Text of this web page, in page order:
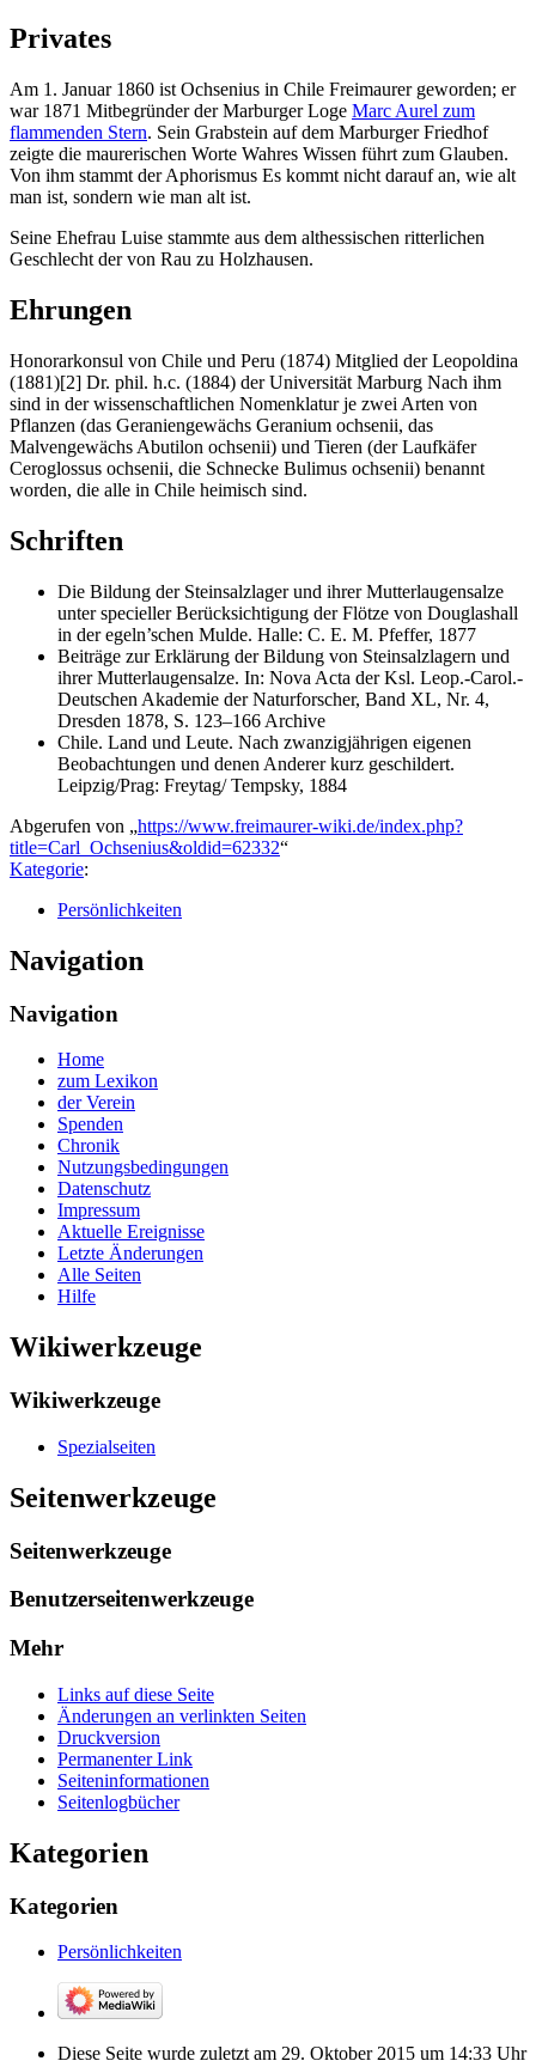
Privates
Am 1. Januar 1860 ist Ochsenius in Chile Freimaurer geworden; er
war 1871 Mitbegründer der Marburger Loge Marc Aurel zum
flammenden Stern. Sein Grabstein auf dem Marburger Friedhof
zeigte die maurerischen Worte Wahres Wissen führt zum Glauben.
Von ihm stammt der Aphorismus Es kommt nicht darauf an, wie alt
man ist, sondern wie man alt ist.
Seine Ehefrau Luise stammte aus dem althessischen ritterlichen
Geschlecht der von Rau zu Holzhausen.
Ehrungen
Honorarkonsul von Chile und Peru (1874) Mitglied der Leopoldina
(1881)[2] Dr. phil. h.c. (1884) der Universität Marburg Nach ihm
sind in der wissenschaftlichen Nomenklatur je zwei Arten von
Pflanzen (das Geraniengewächs Geranium ochsenii, das
Malvengewächs Abutilon ochsenii) und Tieren (der Laufkäfer
Ceroglossus ochsenii, die Schnecke Bulimus ochsenii) benannt
worden, die alle in Chile heimisch sind.
Schriften
Die Bildung der Steinsalzlager und ihrer Mutterlaugensalze
unter specieller Berücksichtigung der Flötze von Douglashall
in der egeln’schen Mulde. Halle: C. E. M. Pfeffer, 1877
Beiträge zur Erklärung der Bildung von Steinsalzlagern und
ihrer Mutterlaugensalze. In: Nova Acta der Ksl. Leop.-Carol.-
Deutschen Akademie der Naturforscher, Band XL, Nr. 4,
Dresden 1878, S. 123–166 Archive
Chile. Land und Leute. Nach zwanzigjährigen eigenen
Beobachtungen und denen Anderer kurz geschildert.
Leipzig/Prag: Freytag/ Tempsky, 1884
Abgerufen von „https://www.freimaurer-wiki.de/index.php?
title=Carl_Ochsenius&oldid=62332“
Kategorie:
Persönlichkeiten
Navigation
Navigation
Home
zum Lexikon
der Verein
Spenden
Chronik
Nutzungsbedingungen
Datenschutz
Impressum
Aktuelle Ereignisse
Letzte Änderungen
Alle Seiten
Hilfe
Wikiwerkzeuge
Wikiwerkzeuge
Spezialseiten
Seitenwerkzeuge
Seitenwerkzeuge
Benutzerseitenwerkzeuge
Mehr
Links auf diese Seite
Änderungen an verlinkten Seiten
Druckversion
Permanenter Link
Seiten­­informationen
Seitenlogbücher
Kategorien
Kategorien
Persönlichkeiten
Diese Seite wurde zuletzt am 29. Oktober 2015 um 14:33 Uhr